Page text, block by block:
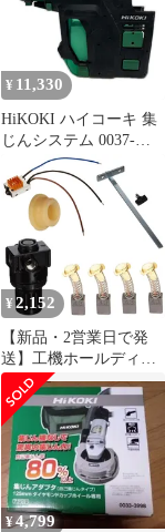
¥ 11,330
HiKOKI ハイコーキ 集
じんシステム 0037-
¥ 2,152
【新品・2営業日で発
送】工機ホールディン
グス HiKOKI リンク
(329787 6444)
¥4,799